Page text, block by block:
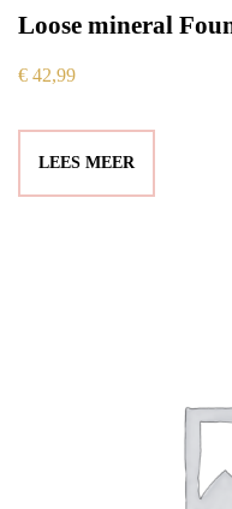
Loose mineral
€ 42,99
LEES MEER